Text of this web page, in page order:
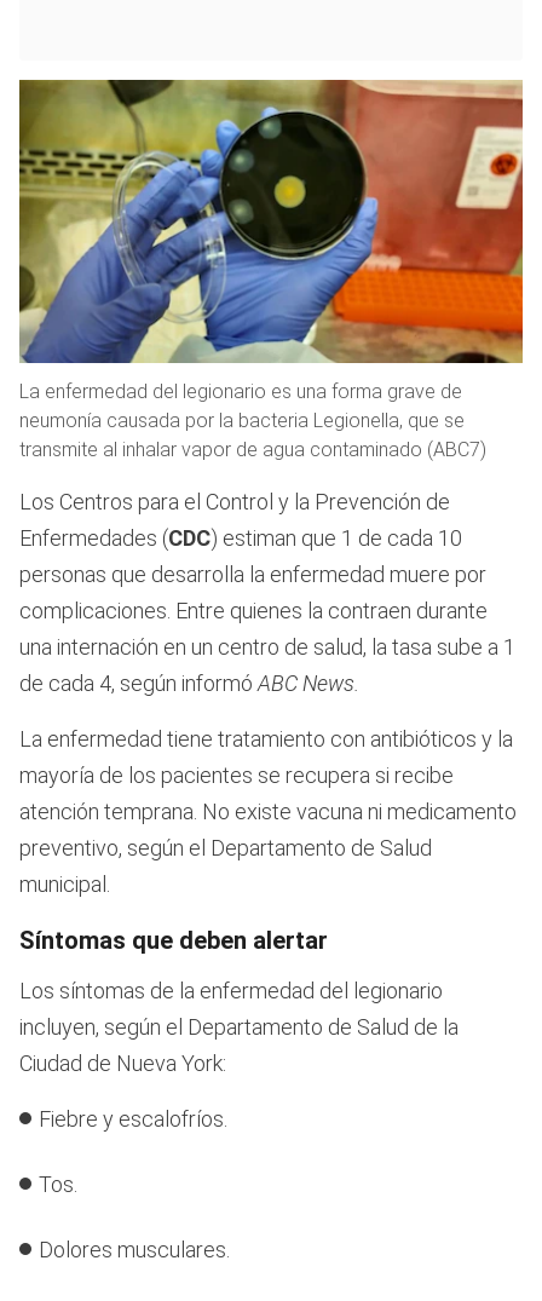
La enfermedad del legionario es una forma grave de
neumonía causada por la bacteria Legionella, que se
transmite al inhalar vapor de agua contaminado (ABC7)
Los Centros para el Control y la Prevención de
Enfermedades (CDC) estiman que 1 de cada 10
personas que desarrolla la enfermedad muere por
complicaciones. Entre quienes la contraen durante
una internación en un centro de salud, la tasa sube a 1
de cada 4, según informóABC News.
La enfermedad tiene tratamiento con antibióticos y la
mayoría de los pacientes se recupera si recibe
atención temprana. No existe vacuna ni medicamento
preventivo, según el Departamento de Salud
municipal.
Síntomas que deben alertar
Los síntomas de la enfermedad del legionario
incluyen, según el Departamento de Salud de la
Ciudad de Nueva York:
Fiebre y escalofríos.
Tos.
Dolores musculares.